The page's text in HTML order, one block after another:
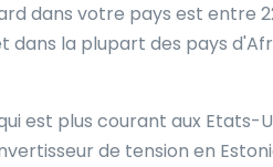
dans votre pays est entre
dans la plupart des pays
est plus courant aux Etats-
de tension en